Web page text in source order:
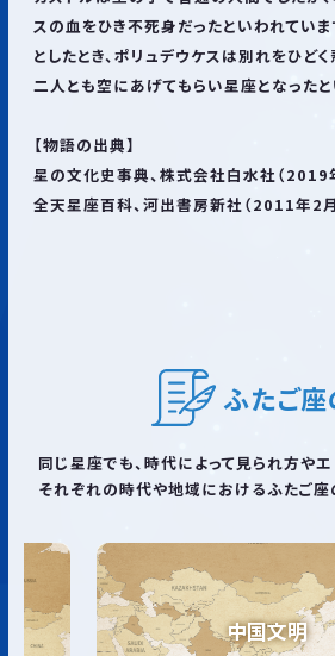
スの血をひき不死身だったといわれてい
としたとき、ポリュデウケスは別れをひど
二人とも空にあげてもらい星座となったと
【物語の出典】
星の文化史事典、株式会社白水社（2019
全天星座百科、河出書房新社（2011年2月
ふたご座
同じ星座でも、時代によって見られ方やエ
それぞれの時代や地域におけるふたご座
アイヌ